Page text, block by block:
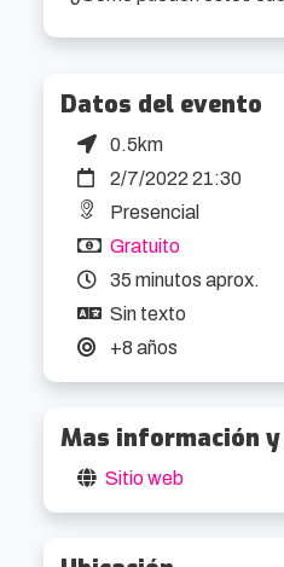
límites?
En GAP of 42 se funden
acrobacias y comedia.
cuestiones filosóficas,
Acrobacias con precisión
profundidad.
Datos del evento
0.5km
2/7/2022 21:30
Presencial
Gratuito
35 minutos aprox.
Sin texto
+8 años
Mas información
Sitio web